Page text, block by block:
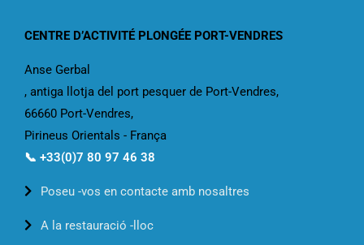
CENTRE D’ACTIVITÉ PLONGÉE PORT-VENDRES
Anse Gerbal
, antiga llotja del port pesquer de Port-Vendres,
66660 Port-Vendres,
Pirineus Orientals - França
📞 +33(0)7 80 97 46 38
Poseu -vos en contacte amb nosaltres
A la restauració -lloc